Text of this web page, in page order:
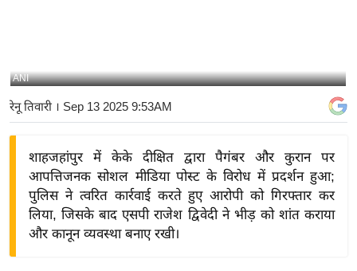
य
बि
ज़
द्यो
ANI
रेनू तिवारी । Sep 13 2025 9:53AM
शाहजहांपुर में केके दीक्षित द्वारा पैगंबर और कुरान पर
आपत्तिजनक सोशल मीडिया पोस्ट के विरोध में प्रदर्शन हुआ;
पुलिस ने त्वरित कार्रवाई करते हुए आरोपी को गिरफ्तार कर
लिया, जिसके बाद एसपी राजेश द्विवेदी ने भीड़ को शांत कराया
और कानून व्यवस्था बनाए रखी।